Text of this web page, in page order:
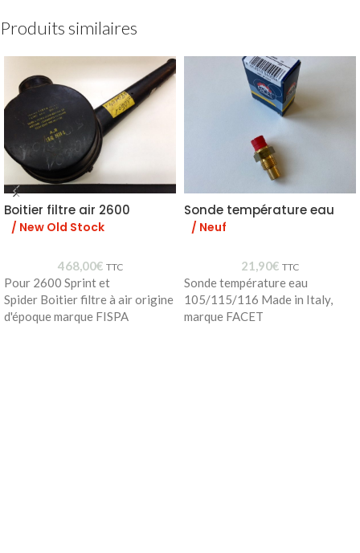
Produits similaires
Boitier filtre air 2600
/ New Old Stock
468,00€ TTC
Pour 2600 Sprint et
Spider Boitier filtre à air origine
d'époque marque FISPA
Sonde température eau
/ Neuf
21,90€ TTC
Sonde température eau
105/115/116 Made in Italy,
marque FACET